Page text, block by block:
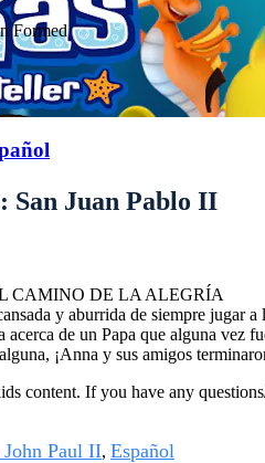
Formed
San Juan Pablo II
CAMINO DE LA ALEGRÍA
y aburrida de siempre jugar
de un Papa que alguna vez
¡Anna y sus amigos
content. If you have any
John Paul II, Español